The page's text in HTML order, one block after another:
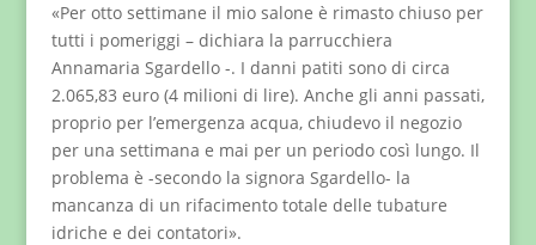
«Per otto settimane il mio salone è rimasto chiuso per
tutti i pomeriggi – dichiara la parrucchiera
Annamaria Sgardello -. I danni patiti sono di circa
2.065,83 euro (4 milioni di lire). Anche gli anni passati,
proprio per l’emergenza acqua, chiudevo il negozio
per una settimana e mai per un periodo così lungo. Il
problema è -secondo la signora Sgardello- la
mancanza di un rifacimento totale delle tubature
idriche e dei contatori».